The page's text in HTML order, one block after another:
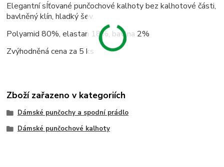
Elegantní sÍťované punčochové kalhoty bez kalhotové části,
bavlněný klín, hladký šev.
Polyamid 80%, elastan 18%, bavlna 2%
Zvýhodněná cena za 5 ks
Zboží zařazeno v kategoriích
Dámské punčochy a spodní prádlo
Dámské punčochové kalhoty